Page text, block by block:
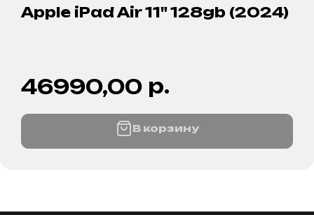
Apple iPad Air 11" 128gb (2024)
46990,00 р.
В корзину